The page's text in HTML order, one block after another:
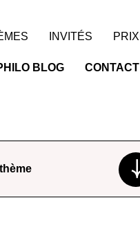
INVITÉS PRIX
BLOG CONTACT